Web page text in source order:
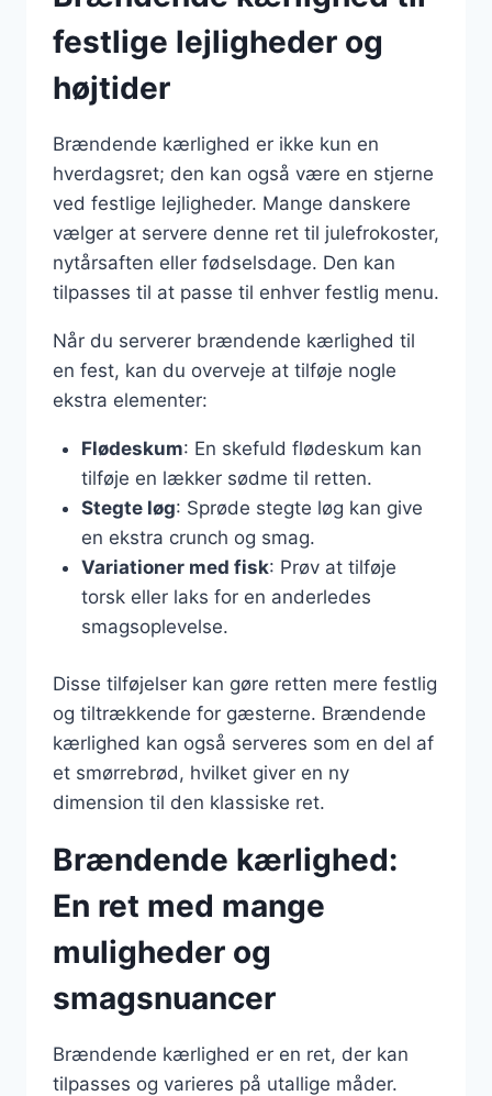
festlige lejligheder og
højtider
Brændende kærlighed er ikke kun en
hverdagsret; den kan også være en stjerne
ved festlige lejligheder. Mange danskere
vælger at servere denne ret til julefrokoster,
nytårsaften eller fødselsdage. Den kan
tilpasses til at passe til enhver festlig menu.
Når du serverer brændende kærlighed til
en fest, kan du overveje at tilføje nogle
ekstra elementer:
Flødeskum: En skefuld flødeskum kan
tilføje en lækker sødme til retten.
Stegte løg: Sprøde stegte løg kan give
en ekstra crunch og smag.
Variationer med fisk: Prøv at tilføje
torsk eller laks for en anderledes
smagsoplevelse.
Disse tilføjelser kan gøre retten mere festlig
og tiltrækkende for gæsterne. Brændende
kærlighed kan også serveres som en del af
et smørrebrød, hvilket giver en ny
dimension til den klassiske ret.
Brændende kærlighed:
En ret med mange
muligheder og
smagsnuancer
Brændende kærlighed er en ret, der kan
tilpasses og varieres på utallige måder.